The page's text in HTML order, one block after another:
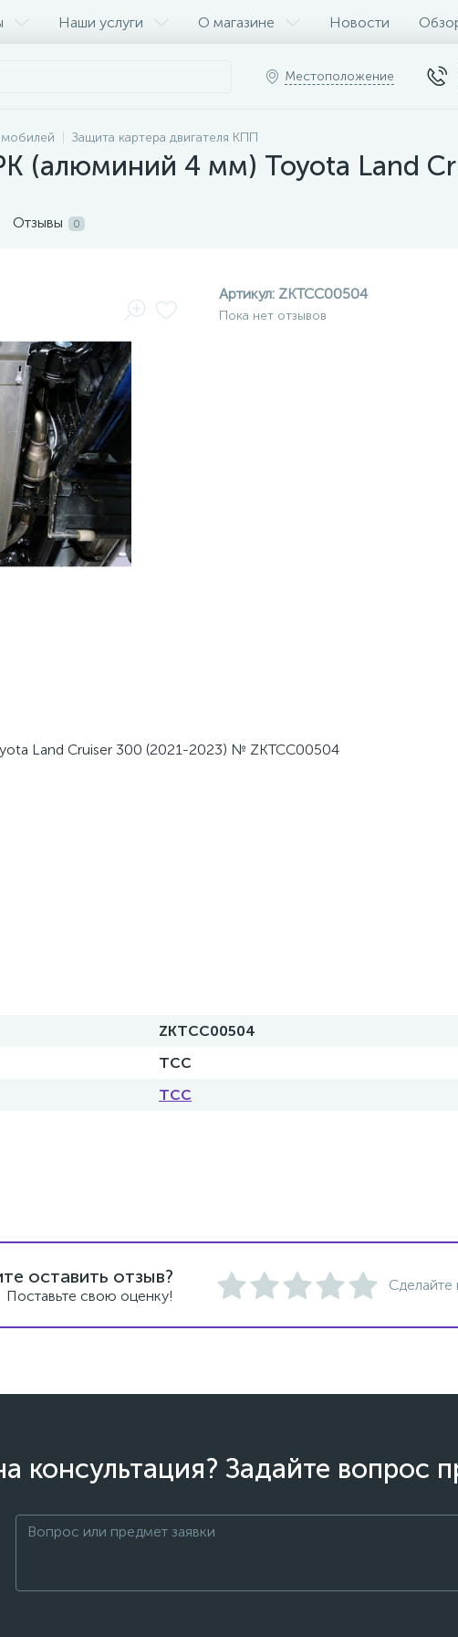
Наши услуги О магазине Новости
Местоположение
Защита картера двигателя КПП
(алюминий 4 мм) Toyota Land
Отзывы 0
Артикул: ZKTCC00504
Пока нет отзывов
Land Cruiser 300 (2021-2023) № ZKTCC00504
ZKTCC00504
ТСС
ТСС
оставить отзыв?
Поставьте свою оценку!
Сделайте
консультация? Задайте вопрос